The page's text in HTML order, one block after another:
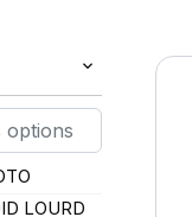
LOURD